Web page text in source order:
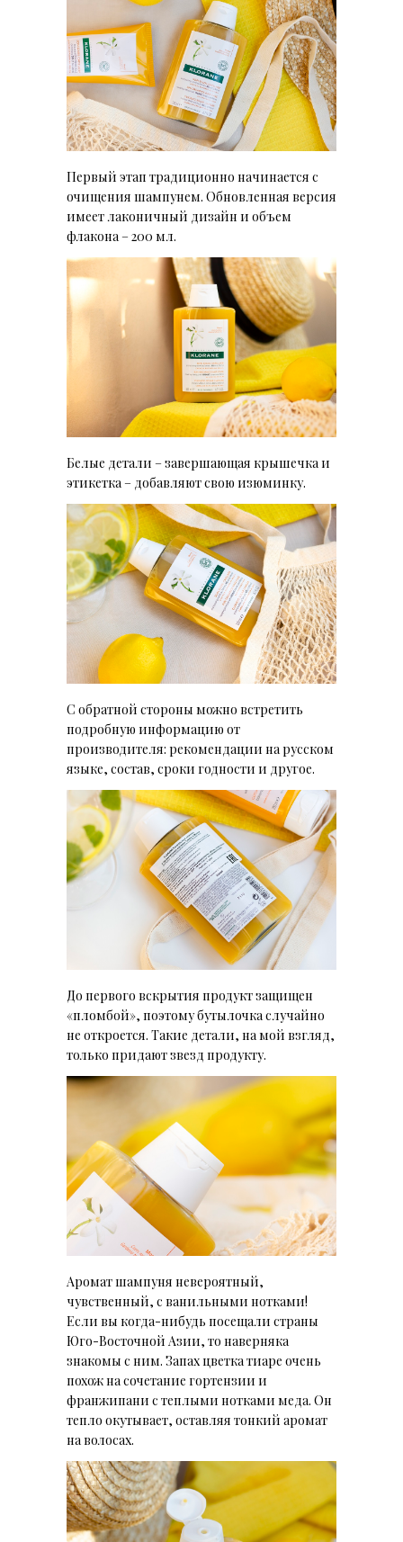
Первый этап традиционно начинается с
очищения шампунем. Обновленная версия
имеет лаконичный дизайн и объем
флакона – 200 мл.
Белые детали – завершающая крышечка и
этикетка – добавляют свою изюминку.
С обратной стороны можно встретить
подробную информацию от
производителя: рекомендации на русском
языке, состав, сроки годности и другое.
До первого вскрытия продукт защищен
«пломбой», поэтому бутылочка случайно
не откроется. Такие детали, на мой взгляд,
только придают звезд продукту.
Аромат шампуня невероятный,
чувственный, с ванильными нотками!
Если вы когда-нибудь посещали страны
Юго-Восточной Азии, то наверняка
знакомы с ним. Запах цветка тиаре очень
похож на сочетание гортензии и
франжипани с теплыми нотками меда. Он
тепло окутывает, оставляя тонкий аромат
на волосах.